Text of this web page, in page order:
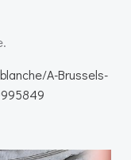
A-Brussels-